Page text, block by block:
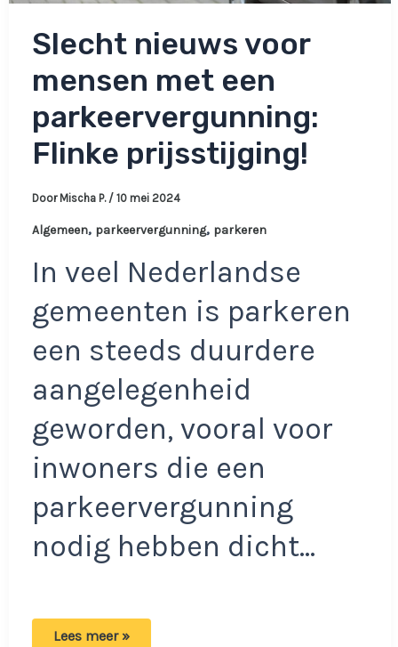
Slecht nieuws voor
mensen met een
parkeervergunning:
Flinke prijsstijging!
Door Mischa P. / 10 mei 2024
Algemeen, parkeervergunning, parkeren
In veel Nederlandse
gemeenten is parkeren
een steeds duurdere
aangelegenheid
geworden, vooral voor
inwoners die een
parkeervergunning
nodig hebben dicht…
Slecht
Lees meer »